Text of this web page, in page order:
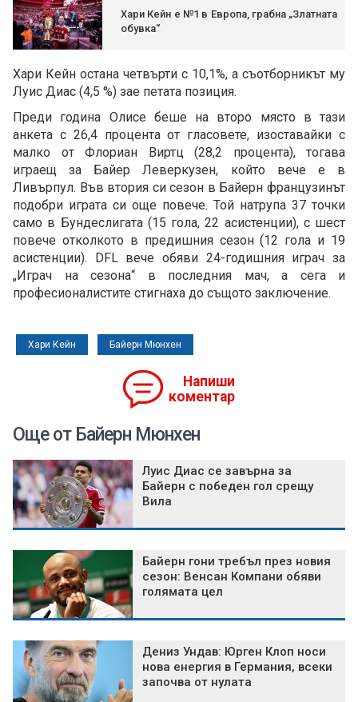
Хари Кейн е №1 в Европа, грабна „Златната
обувка“
Хари Кейн остана четвърти с 10,1%, а съотборникът му
Луис Диас (4,5 %) зае петата позиция.
Преди година Олисе беше на второ място в тази
анкета с 26,4 процента от гласовете, изоставайки с
малко от Флориан Виртц (28,2 процента), тогава
играещ за Байер Леверкузен, който вече е в
Ливърпул. Във втория си сезон в Байерн французинът
подобри играта си още повече. Той натрупа 37 точки
само в Бундеслигата (15 гола, 22 асистенции), с шест
повече отколкото в предишния сезон (12 гола и 19
асистенции). DFL вече обяви 24-годишния играч за
„Играч на сезона“ в последния мач, а сега и
професионалистите стигнаха до същото заключение.
Хари Кейн Байерн Мюнхен
Напиши
коментар
Още от Байерн Мюнхен
Луис Диас се завърна за
Байерн с победен гол срещу
Вила
Байерн гони требъл през новия
сезон: Венсан Компани обяви
голямата цел
Дениз Ундав: Юрген Клоп носи
нова енергия в Германия, всеки
започва от нулата